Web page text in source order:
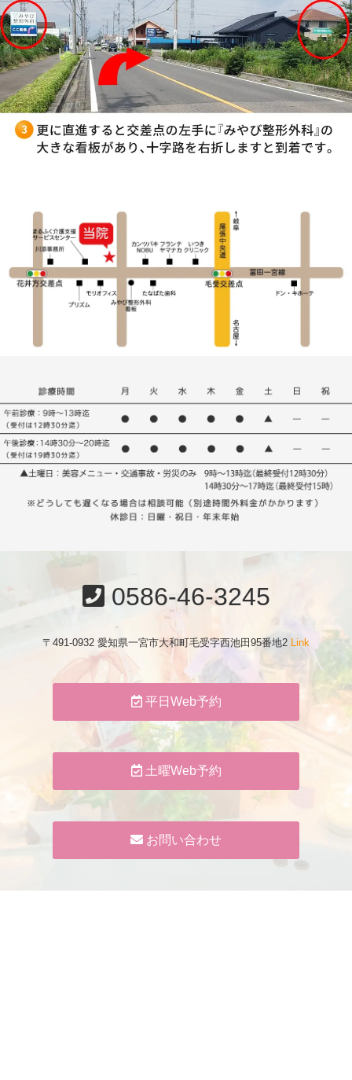
0586-46-3245
〒491-0932 愛知県一宮市大和町毛受字西池田95番地2 Link
平日Web予約
土曜Web予約
お問い合わせ